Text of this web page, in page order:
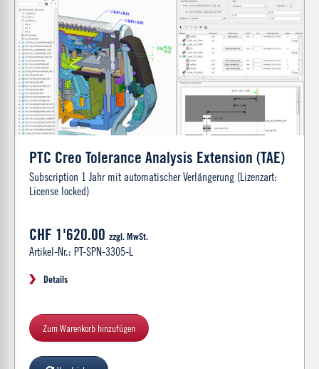
PTC Creo Tolerance Analysis Extension (TAE)
Subscription 1 Jahr mit automatischer Verlängerung (Lizenzart:
License locked)
CHF 1'620.00 zzgl. MwSt.
Artikel-Nr.: PT-SPN-3305-L
Details
Zum Warenkorb hinzufügen